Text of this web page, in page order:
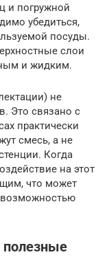
и погружной
убедиться,
посуды.
слои
и жидким.
не
Это связано с
практически
смесь, а не
Когда
на этот
что может
возможностью
полезные